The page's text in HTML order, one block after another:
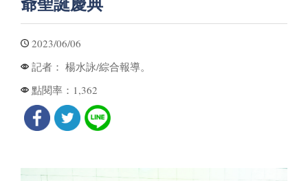
爺聖誕慶典
2023/06/06
記者： 楊水詠/綜合報導。
點閱率： 1,362